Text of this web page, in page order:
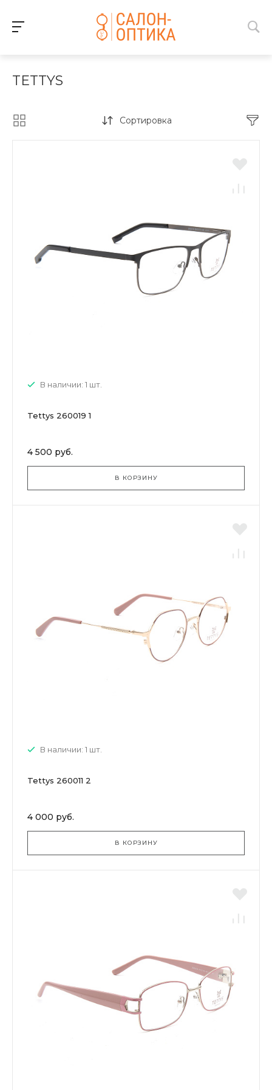
TETTYS
Сортировка
В наличии: 1 шт.
Tettys 260019 1
4 500 руб.
В КОРЗИНУ
В наличии: 1 шт.
Tettys 260011 2
4 000 руб.
В КОРЗИНУ